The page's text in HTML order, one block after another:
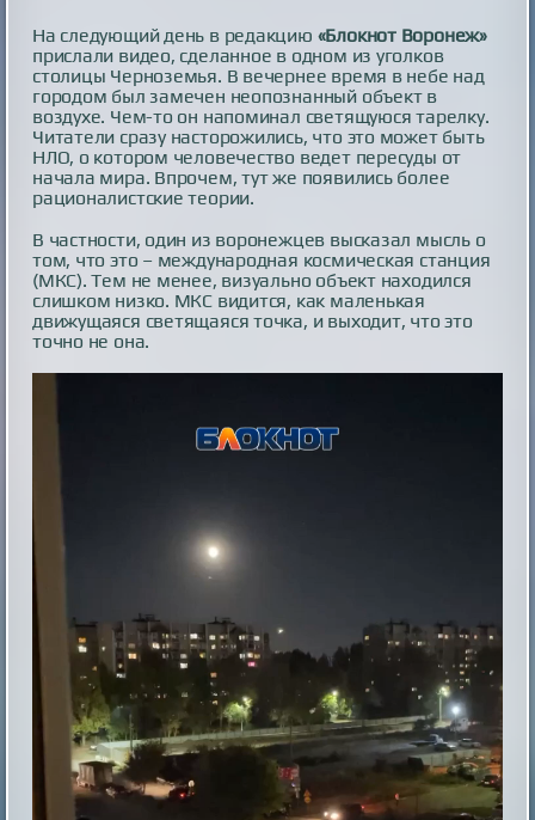
На следующий день в редакцию «Блокнот Воронеж»
прислали видео, сделанное в одном из уголков
столицы Черноземья. В вечернее время в небе над
городом был замечен неопознанный объект в
воздухе. Чем-то он напоминал светящуюся тарелку.
Читатели сразу насторожились, что это может быть
НЛО, о котором человечество ведет пересуды от
начала мира. Впрочем, тут же появились более
рационалистские теории.
В частности, один из воронежцев высказал мысль о
том, что это – международная космическая станция
(МКС). Тем не менее, визуально объект находился
слишком низко. МКС видится, как маленькая
движущаяся светящаяся точка, и выходит, что это
точно не она.